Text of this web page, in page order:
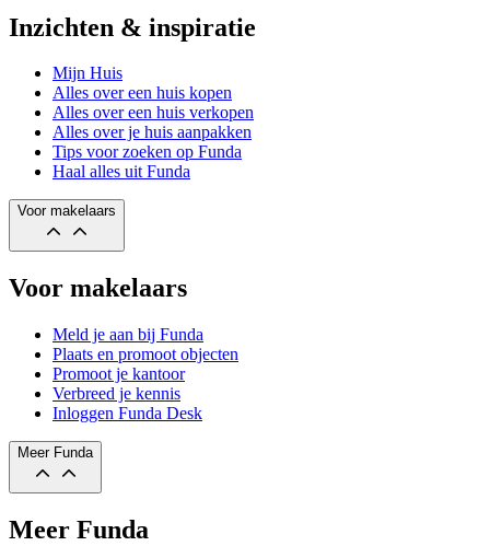
Inzichten & inspiratie
Mijn Huis
Alles over een huis kopen
Alles over een huis verkopen
Alles over je huis aanpakken
Tips voor zoeken op Funda
Haal alles uit Funda
Voor makelaars
Voor makelaars
Meld je aan bij Funda
Plaats en promoot objecten
Promoot je kantoor
Verbreed je kennis
Inloggen Funda Desk
Meer Funda
Meer Funda